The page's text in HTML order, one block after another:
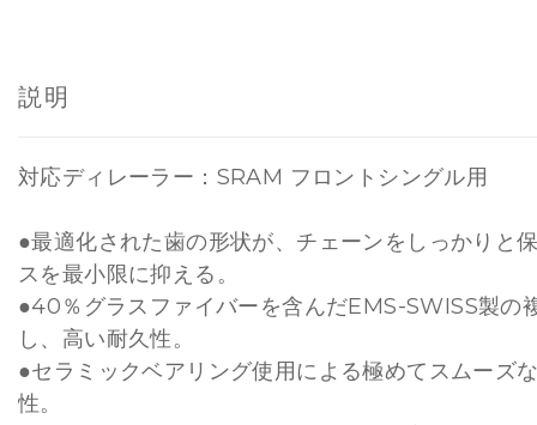
説明
対応ディレーラー：SRAM フロントシングル用
●最適化された歯の形状が、チェーンをしっかりと
スを最小限に抑える。
●40％グラスファイバーを含んだEMS-SWISS製の
し、高い耐久性。
●セラミックベアリング使用による極めてスムーズ
性。